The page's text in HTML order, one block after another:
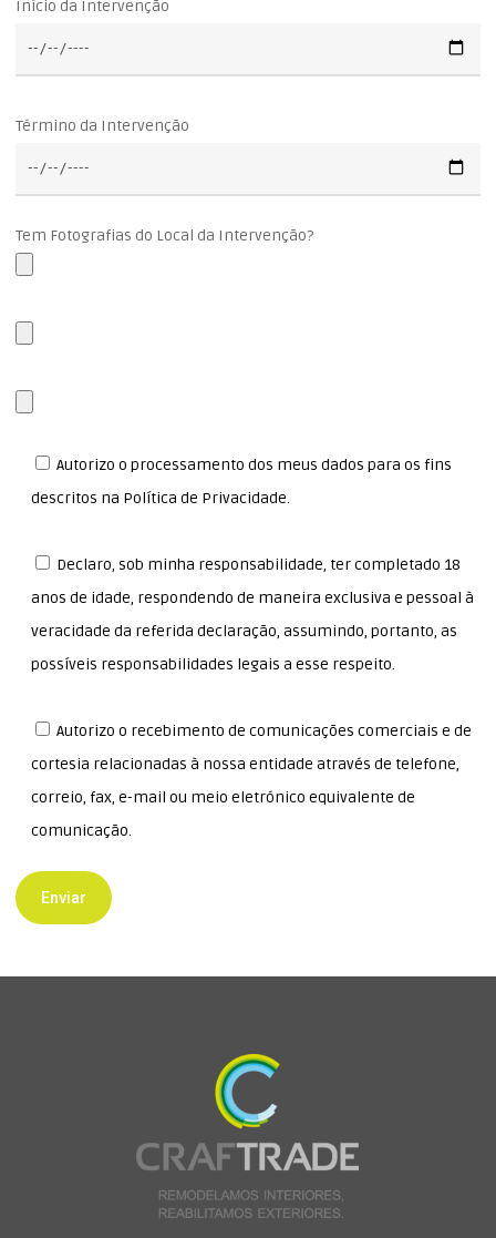
Início da Intervenção
Término da Intervenção
Tem Fotografias do Local da Intervenção?
Autorizo o processamento dos meus dados para os fins
descritos na Política de Privacidade.
Declaro, sob minha responsabilidade, ter completado 18
anos de idade, respondendo de maneira exclusiva e pessoal à
veracidade da referida declaração, assumindo, portanto, as
possíveis responsabilidades legais a esse respeito.
Autorizo o recebimento de comunicações comerciais e de
cortesia relacionadas à nossa entidade através de telefone,
correio, fax, e-mail ou meio eletrónico equivalente de
comunicação.